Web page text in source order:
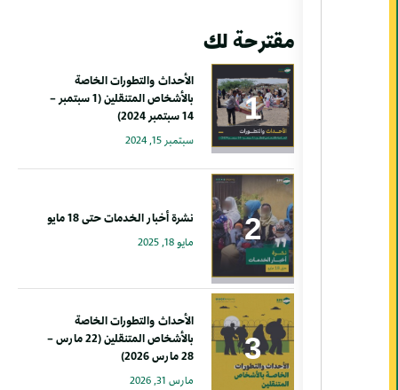
مقترحة لك
الأحداث والتطورات الخاصة
بالأشخاص المتنقلين (1 سبتمبر –
14 سبتمبر 2024)
سبتمبر 15, 2024
نشرة أخبار الخدمات حتى 18 مايو
مايو 18, 2025
الأحداث والتطورات الخاصة
بالأشخاص المتنقلين (22 مارس –
28 مارس 2026)
مارس 31, 2026